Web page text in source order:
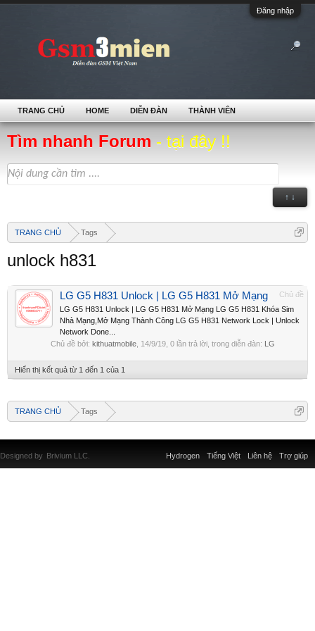
Đăng nhập
Tìm nhanh Forum - tại đây !!
↑ ↓
TRANG CHỦ Tags
unlock h831
Chủ đề
LG G5 H831 Unlock | LG G5 H831 Mở Mạng
LG G5 H831 Unlock | LG G5 H831 Mở Mạng LG G5 H831 Khóa Sim
Nhà Mạng,Mở Mạng Thành Công LG G5 H831 Network Lock | Unlock
Network Done...
Chủ đề bởi: kithuatmobile 14/9/19 , 0 lần trả lời, trong diễn đàn: LG
Hiển thị kết quả từ 1 đến 1 của 1
TRANG CHỦ Tags
TRANG CHỦ HOME DIỄN ĐÀN THÀNH VIÊN
Liên hệ Trợ giúp
Hydrogen Tiếng Việt
Designed by Brivium LLC.